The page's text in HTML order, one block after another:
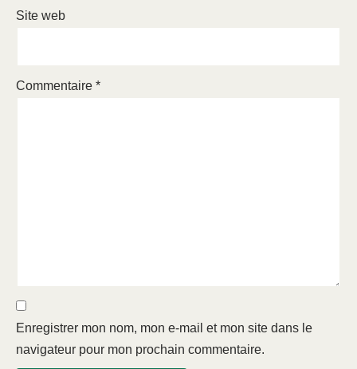
Site web
Commentaire *
Enregistrer mon nom, mon e-mail et mon site dans le
navigateur pour mon prochain commentaire.